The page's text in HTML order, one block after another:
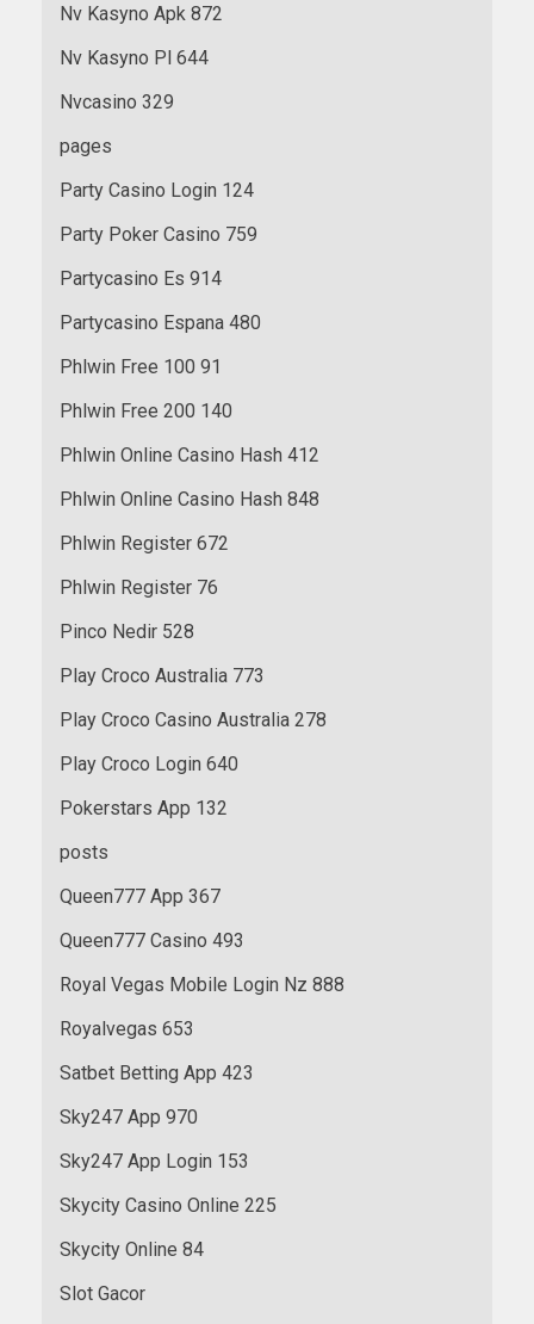
Nv Kasyno Apk 872
Nv Kasyno Pl 644
Nvcasino 329
pages
Party Casino Login 124
Party Poker Casino 759
Partycasino Es 914
Partycasino Espana 480
Phlwin Free 100 91
Phlwin Free 200 140
Phlwin Online Casino Hash 412
Phlwin Online Casino Hash 848
Phlwin Register 672
Phlwin Register 76
Pinco Nedir 528
Play Croco Australia 773
Play Croco Casino Australia 278
Play Croco Login 640
Pokerstars App 132
posts
Queen777 App 367
Queen777 Casino 493
Royal Vegas Mobile Login Nz 888
Royalvegas 653
Satbet Betting App 423
Sky247 App 970
Sky247 App Login 153
Skycity Casino Online 225
Skycity Online 84
Slot Gacor